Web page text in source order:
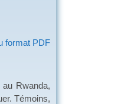
format PDF
Rwanda,
Témoins,